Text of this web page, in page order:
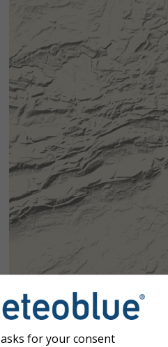
asks for your consent